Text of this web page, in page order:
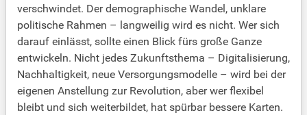
verschwindet. Der demographische Wandel, unklare
politische Rahmen – langweilig wird es nicht. Wer sich
darauf einlässt, sollte einen Blick fürs große Ganze
entwickeln. Nicht jedes Zukunftsthema – Digitalisierung,
Nachhaltigkeit, neue Versorgungsmodelle – wird bei der
eigenen Anstellung zur Revolution, aber wer flexibel
bleibt und sich weiterbildet, hat spürbar bessere Karten.